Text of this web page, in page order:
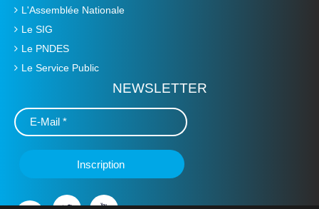
L'Assemblée Nationale
Le SIG
Le PNDES
Le Service Public
NEWSLETTER